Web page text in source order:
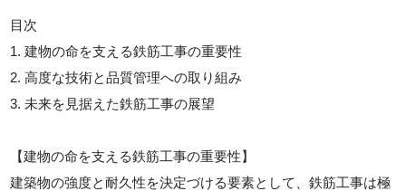
目次
1. 建物の命を支える鉄筋工事の重要性
2. 高度な技術と品質管理への取り組み
3. 未来を見据えた鉄筋工事の展望
【建物の命を支える鉄筋工事の重要性】
建築物の強度と耐久性を決定づける要素として、鉄筋工事は極